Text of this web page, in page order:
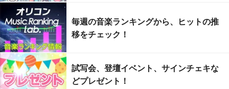
毎週の音楽ランキングから、ヒットの推
移をチェック！
試写会、登壇イベント、サインチェキな
どプレゼント！